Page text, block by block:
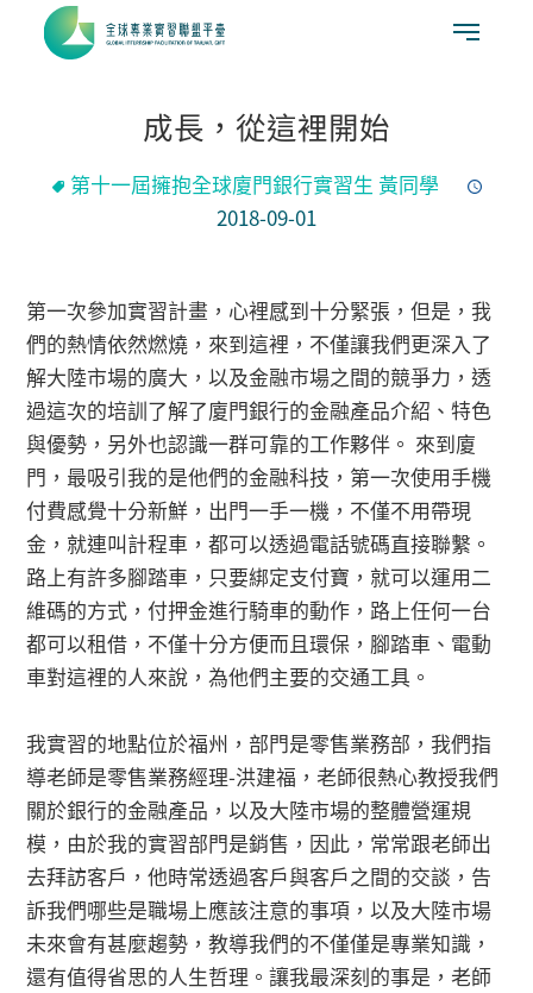
成長，從這裡開始
第十一屆擁抱全球廈門銀行實習生 黃同學
2018-09-01
第一次參加實習計畫，心裡感到十分緊張，但是，我
們的熱情依然燃燒，來到這裡，不僅讓我們更深入了
解大陸市場的廣大，以及金融市場之間的競爭力，透
過這次的培訓了解了廈門銀行的金融產品介紹、特色
與優勢，另外也認識一群可靠的工作夥伴。 來到廈
門，最吸引我的是他們的金融科技，第一次使用手機
付費感覺十分新鮮，出門一手一機，不僅不用帶現
金，就連叫計程車，都可以透過電話號碼直接聯繫。
路上有許多腳踏車，只要綁定支付寶，就可以運用二
維碼的方式，付押金進行騎車的動作，路上任何一台
都可以租借，不僅十分方便而且環保，腳踏車、電動
車對這裡的人來說，為他們主要的交通工具。
我實習的地點位於福州，部門是零售業務部，我們指
導老師是零售業務經理-洪建福，老師很熱心教授我們
關於銀行的金融產品，以及大陸市場的整體營運規
模，由於我的實習部門是銷售，因此，常常跟老師出
去拜訪客戶，他時常透過客戶與客戶之間的交談，告
訴我們哪些是職場上應該注意的事項，以及大陸市場
未來會有甚麼趨勢，教導我們的不僅僅是專業知識，
還有值得省思的人生哲理。讓我最深刻的事是，老師